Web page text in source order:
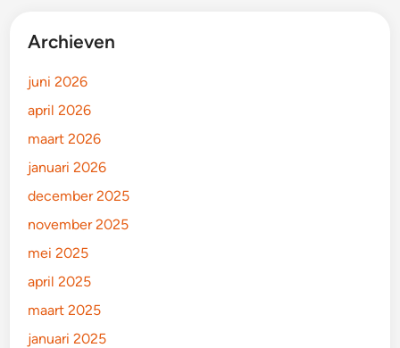
Archieven
juni 2026
april 2026
maart 2026
januari 2026
december 2025
november 2025
mei 2025
april 2025
maart 2025
januari 2025